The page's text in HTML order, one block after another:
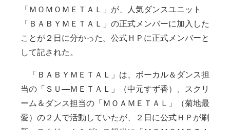
「ＭＯＭＯＭＥＴＡＬ」が、人気ダンスユニット
「ＢＡＢＹＭＥＴＡＬ」の正式メンバーに加入した
ことが２日に分かった。公式ＨＰに正式メンバーと
して記された。
「ＢＡＢＹＭＥＴＡＬ」は、ボーカル＆ダンス担
当の「ＳＵ―ＭＥＴＡＬ」（中元すず香）、スクリ
ーム＆ダンス担当の「ＭＯＡＭＥＴＡＬ」（菊地最
愛）の２人で活動していたが、２日に公式ＨＰが刷